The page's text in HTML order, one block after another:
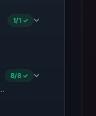
1/1 ✓
· Cloudflare Radar
8/8 ✓